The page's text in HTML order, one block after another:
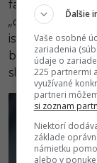
falošný iba v
„chips“
isté, čo v
britskej
slovo„crisps.“
Ďalšie
Vaše osobné
zariadenia
údaje o
225 partnermi
využívané
partneri
si zoznam
Niektorí
základe
námietku
alebo v